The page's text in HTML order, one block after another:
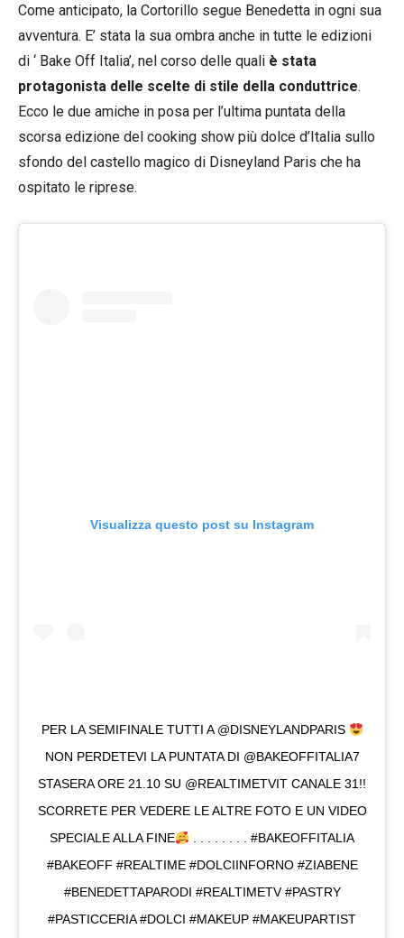
Come anticipato, la Cortorillo segue Benedetta in ogni sua
avventura. E’ stata la sua ombra anche in tutte le edizioni
di ‘ Bake Off Italia’, nel corso delle quali è stata
protagonista delle scelte di stile della conduttrice.
Ecco le due amiche in posa per l’ultima puntata della
scorsa edizione del cooking show più dolce d’Italia sullo
sfondo del castello magico di Disneyland Paris che ha
ospitato le riprese.
Visualizza questo post su Instagram
PER LA SEMIFINALE TUTTI A @DISNEYLANDPARIS
NON PERDETEVI LA PUNTATA DI @BAKEOFFITALIA7
STASERA ORE 21.10 SU @REALTIMETVIT CANALE 31!!
SCORRETE PER VEDERE LE ALTRE FOTO E UN VIDEO
SPECIALE ALLA FINE
. . . . . . . . #BAKEOFFITALIA
#BAKEOFF #REALTIME #DOLCIINFORNO #ZIABENE
#BENEDETTAPARODI #REALTIMETV #PASTRY
#PASTICCERIA #DOLCI #MAKEUP #MAKEUPARTIST